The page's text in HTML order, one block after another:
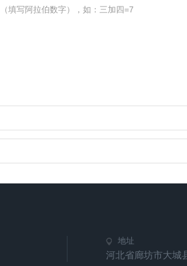
填写阿拉伯数字），如：三加四=7
地址
河北省廊坊市大城